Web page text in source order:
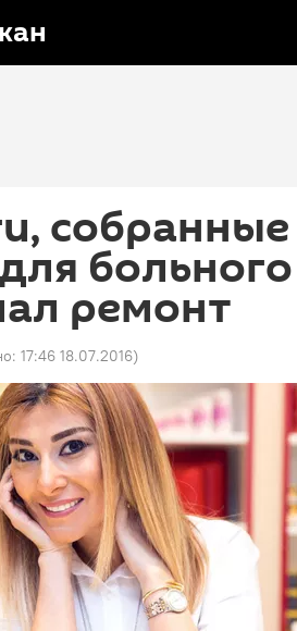
собранные
ремонт
17:46 18.07.2016)